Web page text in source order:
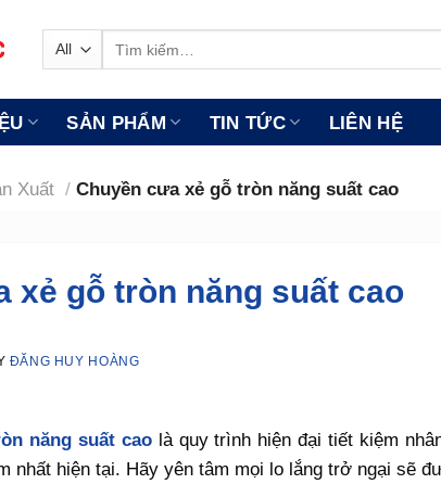
SẢN PHẨM TIN TỨC LIÊN HỆ
Xuất / Chuyền cưa xẻ gỗ tròn năng suất cao
xẻ gỗ tròn năng suất cao
ĐĂNG HUY HOÀNG
năng suất caolà quy trình hiện đại tiết kiệm
nhất hiện tại. Hãy yên tâm mọi lo lắng trở ngại sẽ